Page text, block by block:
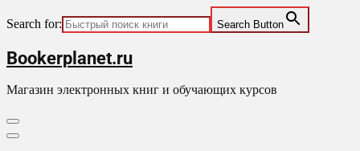
Search for: Search Button
Skip
to
content
Bookerplanet.ru
Магазин электронных книг и обучающих курсов
Primary
Menu